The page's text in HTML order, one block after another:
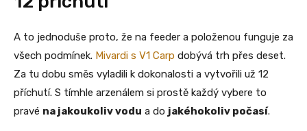
A to jednoduše proto, že na feeder a položenou funguje za
všech podmínek. Mivardi s V1 Carp dobývá trh přes deset.
Za tu dobu směs vyladili k dokonalosti a vytvořili už 12
příchutí. S tímhle arzenálem si prostě každý vybere to
pravé na jakoukoliv vodu a do jakéhokoliv počasí.